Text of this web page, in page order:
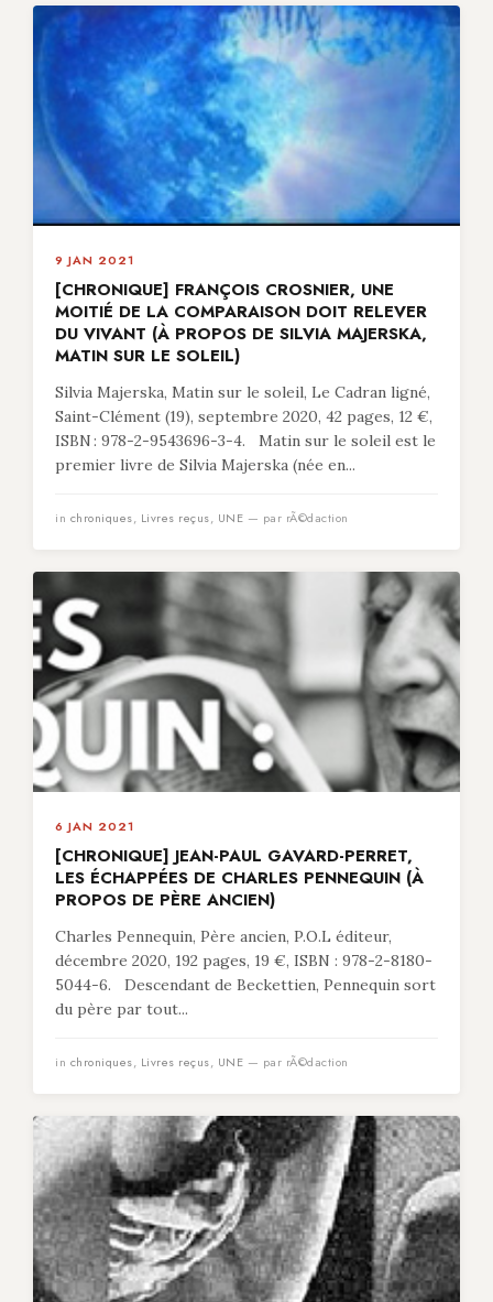
9 JAN 2021
[CHRONIQUE] FRANÇOIS CROSNIER, UNE
MOITIÉ DE LA COMPARAISON DOIT RELEVER
DU VIVANT (À PROPOS DE SILVIA MAJERSKA,
MATIN SUR LE SOLEIL)
Silvia Majerska, Matin sur le soleil, Le Cadran ligné,
Saint-Clément (19), septembre 2020, 42 pages, 12 €,
ISBN : 978-2-9543696-3-4. Matin sur le soleil est le
premier livre de Silvia Majerska (née en...
in chroniques, Livres reçus, UNE — par rÃ©daction
6 JAN 2021
[CHRONIQUE] JEAN-PAUL GAVARD-PERRET,
LES ÉCHAPPÉES DE CHARLES PENNEQUIN (À
PROPOS DE PÈRE ANCIEN)
Charles Pennequin, Père ancien, P.O.L éditeur,
décembre 2020, 192 pages, 19 €, ISBN : 978-2-8180-
5044-6. Descendant de Beckettien, Pennequin sort
du père par tout...
in chroniques, Livres reçus, UNE — par rÃ©daction